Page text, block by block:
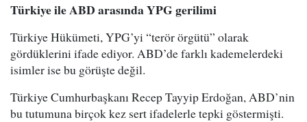
Türkiye ile ABD arasında YPG gerilimi
Türkiye Hükümeti, YPG’yi “terör örgütü” olarak
gördüklerini ifade ediyor. ABD’de farklı kademelerdeki
isimler ise bu görüşte değil.
Türkiye Cumhurbaşkanı Recep Tayyip Erdoğan, ABD’nin
bu tutumuna birçok kez sert ifadelerle tepki göstermişti.